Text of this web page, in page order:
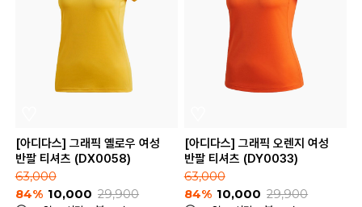
[아디다스] 그래픽 옐로우 여성
반팔 티셔츠 (DX0058)
63,000
84% 10,000 29,900
[아디다스] 그래픽 오렌지 여성
반팔 티셔츠 (DY0033)
63,000
84% 10,000 29,900